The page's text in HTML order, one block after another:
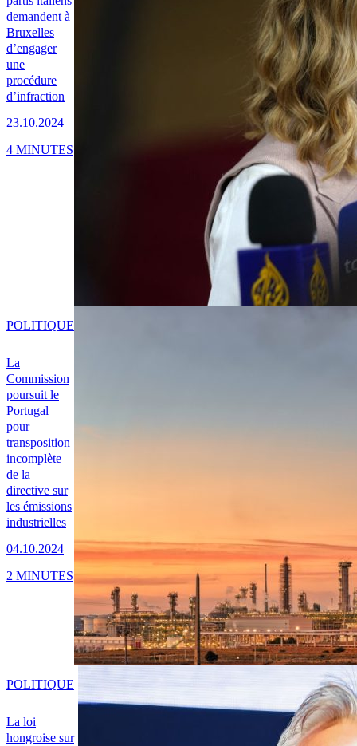
demandent à
Bruxelles
d’engager
une
procédure
d’infraction
23.10.2024
4 MINUTES
La
Commission
poursuit le
Portugal
pour
transposition
incomplète
de la
directive sur
les émissions
industrielles
04.10.2024
POLITIQUE
2 MINUTES
La loi
hongroise sur
POLITIQUE